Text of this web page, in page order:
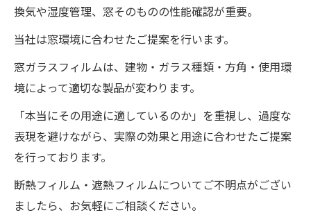
換気や湿度管理、窓そのものの性能確認が重要。
当社は窓環境に合わせたご提案を行います。
窓ガラスフィルムは、建物・ガラス種類・方角・使用環
境によって適切な製品が変わります。
「本当にその用途に適しているのか」を重視し、過度な
表現を避けながら、実際の効果と用途に合わせたご提案
を行っております。
断熱フィルム・遮熱フィルムについてご不明点がござい
ましたら、お気軽にご相談ください。